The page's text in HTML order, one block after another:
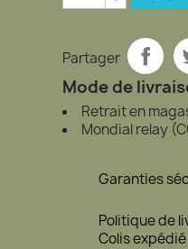
Partager
Mode de
Retrait en
Mondial relay
Garanties
Politique de
Colis